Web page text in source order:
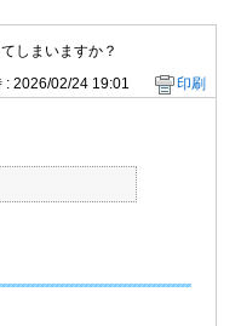
しまいますか？
: 2026/02/24 19:01 印刷